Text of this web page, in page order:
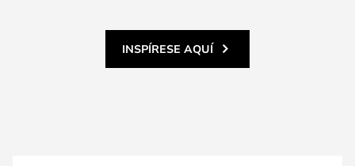
INSPÍRESE AQUÍ